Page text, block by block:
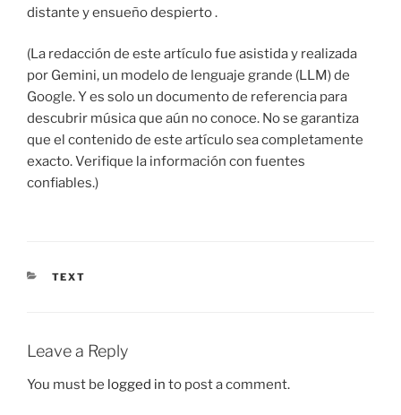
distante y ensueño despierto .
(La redacción de este artículo fue asistida y realizada
por Gemini, un modelo de lenguaje grande (LLM) de
Google. Y es solo un documento de referencia para
descubrir música que aún no conoce. No se garantiza
que el contenido de este artículo sea completamente
exacto. Verifique la información con fuentes
confiables.)
CATEGORIES
TEXT
Leave a Reply
You must be logged in to post a comment.